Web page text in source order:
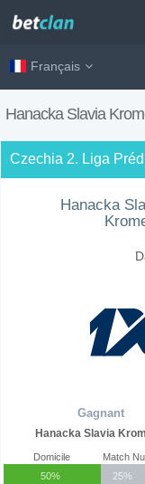
Français
Hanacka Slavia
Czechia 2. Liga
Hanacka
Gagnant
Hanacka Slavia
Domicile
50%
Match
25%